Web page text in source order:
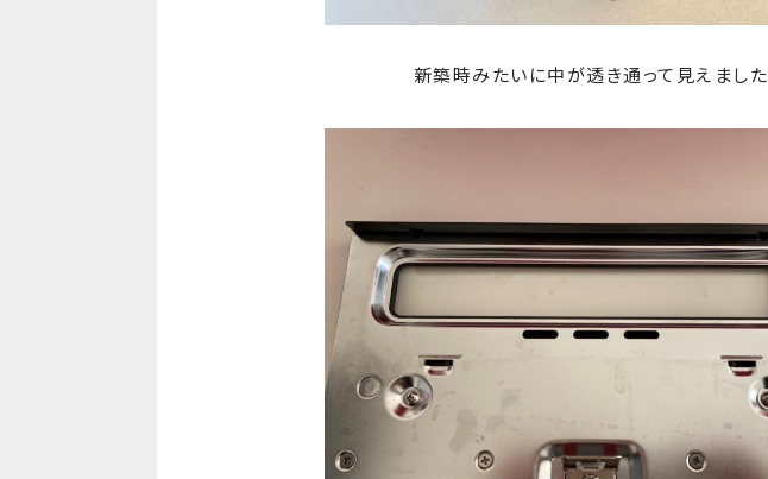
新築時みたいに中が透き通って見えました